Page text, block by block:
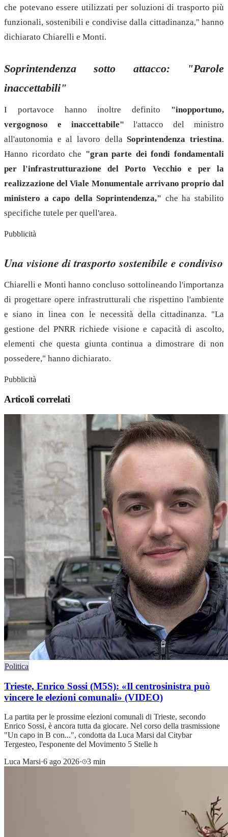
che potevano essere utilizzati per soluzioni di trasporto più
funzionali, sostenibili e condivise dalla cittadinanza," hanno
dichiarato Chiarelli e Monti.
Soprintendenza sotto attacco: "Parole
inaccettabili"
I portavoce hanno inoltre definito
"inopportuno,
vergognoso e inaccettabile" l'attacco del ministro
all'autonomia e al lavoro della Soprintendenza triestina.
Hanno ricordato che "gran parte dei fondi fondamentali
per l'infrastrutturazione del Porto Vecchio e per la
realizzazione del Viale Monumentale arrivano proprio dal
ministero a capo della Soprintendenza," che ha stabilito
specifiche tutele per quell'area.
Pubblicità
Una visione di trasporto sostenibile e condiviso
Chiarelli e Monti hanno concluso sottolineando l'importanza
di progettare opere infrastrutturali che rispettino l'ambiente
e siano in linea con le necessità della cittadinanza. "La
gestione del PNRR richiede visione e capacità di ascolto,
elementi che questa giunta continua a dimostrare di non
possedere," hanno dichiarato.
Pubblicità
Articoli correlati
Politica
Trieste, Enrico Sossi (M5S): «Il centrosinistra può
vincere le elezioni comunali» (VIDEO)
La partita per le prossime elezioni comunali di Trieste, secondo
Enrico Sossi, è ancora tutta da giocare. Nel corso della trasmissione
"Un capo in B con...", condotta da Luca Marsi dal Citybar
Tergesteo, l'esponente del Movimento 5 Stelle h
Luca Marsi·6 ago 2026· 3 min